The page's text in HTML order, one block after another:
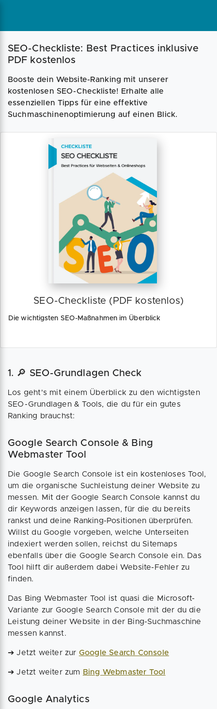
SEO-Checkliste: Best Practices inklusive
PDF kostenlos
Booste dein Website-Ranking mit unserer
kostenlosen SEO-Checkliste! Erhalte alle
essenziellen Tipps für eine effektive
Suchmaschinenoptimierung auf einen Blick.
SEO-Checkliste (PDF kostenlos)
Die wichtigsten SEO-Maßnahmen im Überblick
1. 🔎 SEO-Grundlagen Check
Los geht's mit einem Überblick zu den wichtigsten
SEO-Grundlagen & Tools, die du für ein gutes
Ranking brauchst:
Google Search Console & Bing
Webmaster Tool
Die Google Search Console ist ein kostenloses Tool,
um die organische Suchleistung deiner Website zu
messen. Mit der Google Search Console kannst du
dir Keywords anzeigen lassen, für die du bereits
rankst und deine Ranking-Positionen überprüfen.
Willst du Google vorgeben, welche Unterseiten
indexiert werden sollen, reichst du Sitemaps
ebenfalls über die Google Search Console ein. Das
Tool hilft dir außerdem dabei Website-Fehler zu
finden.
Das Bing Webmaster Tool ist quasi die Microsoft-
Variante zur Google Search Console mit der du die
Leistung deiner Website in der Bing-Suchmaschine
messen kannst.
➔ Jetzt weiter zur Google Search Console
➔ Jetzt weiter zum Bing Webmaster Tool
Google Analytics